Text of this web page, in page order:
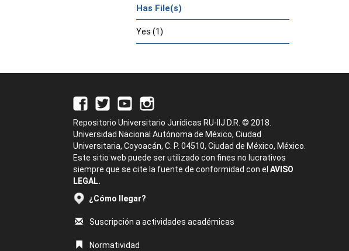
Has File(s)
Yes (1)
Repositorio Universitario Jurídicas RU-IIJ D.R. © 2018.
Universidad Nacional Autónoma de México, Ciudad
Universitaria, Coyoacán, C. P. 04510, Ciudad de México, México.
Este sitio web puede ser utilizado con fines no lucrativos
siempre que se cite la fuente de conformidad con el AVISO
LEGAL.
¿Cómo llegar?
Suscripción a actividades académicas
Normatividad